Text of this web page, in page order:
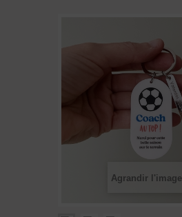
Agrandir l'image